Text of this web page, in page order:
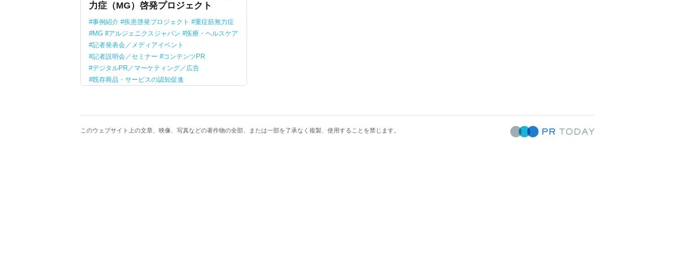
力症（MG）啓発プロジェクト
事例紹介 疾患啓発プロジェクト
重症筋無力症
MG
アルジェニクスジャパン
医療・ヘルスケア
記者発表会／メディアイベント
記者説明会／セミナー
コンテンツPR
デジタルPR／マーケティング／広告
既存商品・サービスの認知促進
このウェブサイト上の文章、映像、写真などの著作物の全部、または一部を了承なく複製、使用することを禁じます。